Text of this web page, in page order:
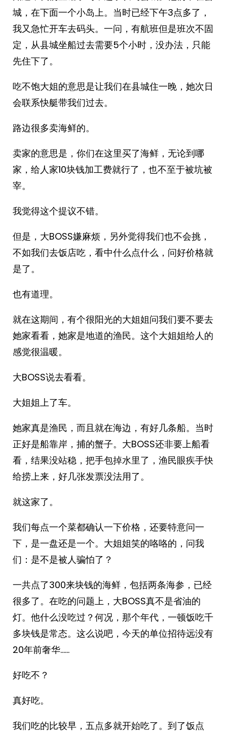
城，在下面一个小岛上。当时已经下午3点多了，
我又急忙开车去码头。一问，有航班但是班次不固
定，从县城坐船过去需要5个小时，没办法，只能
先住下了。
吃不饱大姐的意思是让我们在县城住一晚，她次日
会联系快艇带我们过去。
路边很多卖海鲜的。
卖家的意思是，你们在这里买了海鲜，无论到哪
家，给人家10块钱加工费就行了，也不至于被坑被
宰。
我觉得这个提议不错。
但是，大BOSS嫌麻烦，另外觉得我们也不会挑，
不如我们去饭店吃，看中什么点什么，问好价格就
是了。
也有道理。
就在这期间，有个很阳光的大姐姐问我们要不要去
她家看看，她家是地道的渔民。这个大姐姐给人的
感觉很温暖。
大BOSS说去看看。
大姐姐上了车。
她家真是渔民，而且就在海边，有好几条船。当时
正好是船靠岸，捕的蟹子。大BOSS还非要上船看
看，结果没站稳，把手包掉水里了，渔民眼疾手快
给捞上来，好几张发票没法用了。
就这家了。
我们每点一个菜都确认一下价格，还要特意问一
下，是一盘还是一个。大姐姐笑的咯咯的，问我
们：是不是被人骗怕了？
一共点了300来块钱的海鲜，包括两条海参，已经
很多了。在吃的问题上，大BOSS真不是省油的
灯。他什么没吃过？何况，那个年代，一顿饭吃千
多块钱是常态。这么说吧，今天的单位招待远没有
20年前奢华……
好吃不？
真好吃。
我们吃的比较早，五点多就开始吃了。到了饭点